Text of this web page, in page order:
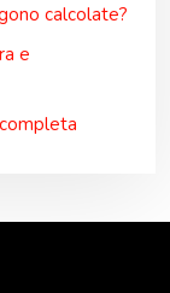
calcolate?
e